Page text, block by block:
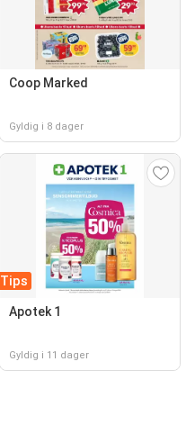
Coop Marked
Gyldig i 8 dager
Tips
Apotek 1
Gyldig i 11 dager